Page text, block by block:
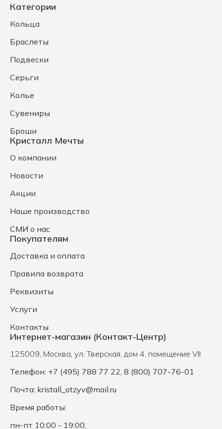
Категории
Кольца
Браслеты
Подвески
Серьги
Колье
Сувениры
Броши
Кристалл Мечты
О компании
Новости
Акции
Наше производство
СМИ о нас
Покупателям
Доставка и оплата
Правила возврата
Реквизиты
Услуги
Контакты
Интернет-магазин (Контакт-Центр)
125009, Москва, ул. Тверская, дом 4, помещение VII
Телефон: +7 (495) 788 77 22, 8 (800) 707-76-01
Почта: kristall_otzyv@mail.ru
Время работы:
пн-пт 10:00 - 19:00,